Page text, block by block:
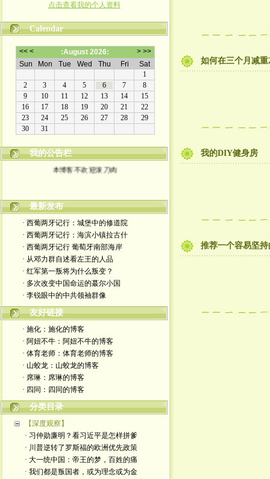
点击查看我的个人资料
Calendar
我的公告栏
本博客不欢迎滚刀肉
最新发布
· 西葡两牙记行：城堡中的修道院
· 西葡两牙记行：海滨小镇拉古什
· 西葡两牙记行 葡萄牙南部海岸
· 从邓力群自述看左王的人品
· 红军第一叛将为什么叛变？
· 多次改变中国命运的蕞尔小国
· 李锐眼中的中共领袖群像
友好链接
· 施化：施化的博客
· 阿妞不牛：阿妞不牛的博客
· 体育老师：体育老师的博客
· 山蛟龙：山蛟龙的博客
· 席琳：席琳的博客
· 四同：四同的博客
分类目录
【深度观察】
· 习仲勋廉明？看习近平是怎样拼爹
· 川普逆转了罗斯福的欧洲优先政策
· 大一统中国：帝王的梦，百姓的痛
· 我们都是叛国者，或为理念或为金
如何在三个月减重
我的DIY健身房
推荐一个容易坚